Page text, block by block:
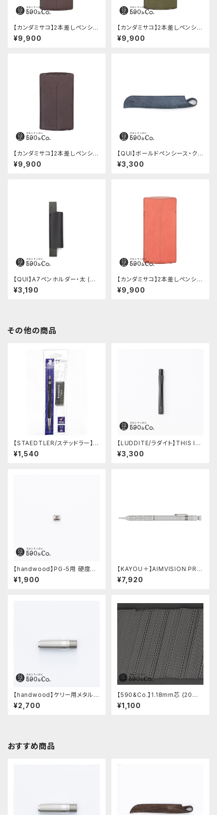
【カンダミサコ】2本差しペンシー
ス・ミネルバボックス (カスター
ニョ)
¥9,900
【カンダミサコ】2本差しペンシー
ス・ミネルバボックス (オリーバ)
¥9,900
【カンダミサコ】2本差しペンシー
ス・ショート用 ミネルバボックス
(カスターニョ)
¥9,900
【QUI】ボールドペンシース・ク
ードゥー (ブルー)
¥3,300
【QUI】A7ペンホルダー・太 (ブ
ラック)
¥3,190
【カンダミサコ】2本差しペンシー
ス・ミネルバボックス (ローズア
ンティコ)
¥9,900
その他の商品
【STAEDTLER/ステッドラー】マ
ルス テクニコ芯ホルダー ブラッ
ク・限定 字消し付セット
¥1,540
【LUDDITE/ラダイト】THIS IN
DUSTRIAL 芯ケース2 (Facto
ry Model BK)
¥3,300
【handwood】PG-5用 硬度表
示窓 (ステンレス/六角窓)
¥1,900
【KAYOU＋】AIMVISION PR
O/エイムビジョンプロ (スノー
ホワイト)
¥7,920
【handwood】ケリー用メタルグ
リップ/前軸・滑り止め (ステンレ
ス)
¥2,700
【590&Co.】1.18mm芯 (20本
入り)
¥1,100
おすすめ商品